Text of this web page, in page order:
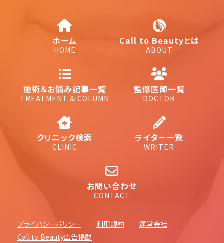
ホーム
HOME
Call to Beautyとは
ABOUT
施術＆お悩み記事一覧
TREATMENT & COLUMN
監修医師一覧
DOCTOR
クリニック検索
CLINIC
ライター一覧
WRITER
お問い合わせ
CONTACT
プライバシーポリシー 利用規約
運営会社
Call to Beauty広告掲載